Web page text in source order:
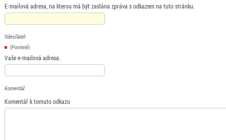
E-mailová adresa, na kterou má být zaslána zpráva s odkazem na tuto stránku.
Odesílatel
(Povinné)
Vaše e-mailová adresa.
Komentář
Komentář k tomuto odkazu